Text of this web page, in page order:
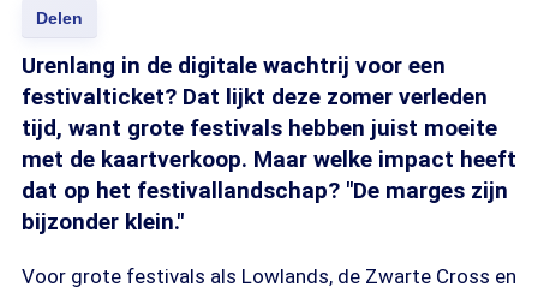
Delen
Urenlang in de digitale wachtrij voor een
festivalticket? Dat lijkt deze zomer verleden
tijd, want grote festivals hebben juist moeite
met de kaartverkoop. Maar welke impact heeft
dat op het festivallandschap? "De marges zijn
bijzonder klein."
Voor grote festivals als Lowlands, de Zwarte Cross en